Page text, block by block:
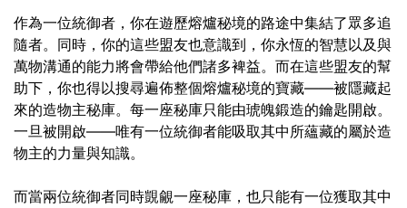
作為一位統御者，你在遊歷熔爐秘境的路途中集結了眾多追
隨者。同時，你的這些盟友也意識到，你永恆的智慧以及與
萬物溝通的能力將會帶給他們諸多裨益。而在這些盟友的幫
助下，你也得以搜尋遍佈整個熔爐秘境的寶藏——被隱藏起
來的造物主秘庫。每一座秘庫只能由琥魄鍛造的鑰匙開啟。
一旦被開啟——唯有一位統御者能吸取其中所蘊藏的屬於造
物主的力量與知識。
而當兩位統御者同時覬覦一座秘庫，也只能有一位獲取其中